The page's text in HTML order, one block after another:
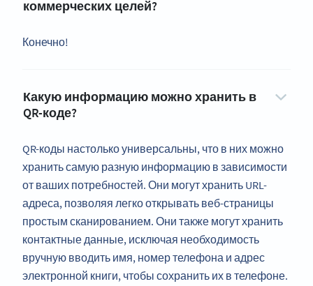
коммерческих целей?
Конечно!
Какую информацию можно хранить в
QR-коде?
QR-коды настолько универсальны, что в них можно
хранить самую разную информацию в зависимости
от ваших потребностей. Они могут хранить URL-
адреса, позволяя легко открывать веб-страницы
простым сканированием. Они также могут хранить
контактные данные, исключая необходимость
вручную вводить имя, номер телефона и адрес
электронной книги, чтобы сохранить их в телефоне.